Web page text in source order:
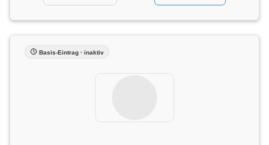
Basis-Eintrag · inaktiv